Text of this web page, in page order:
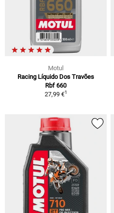
Motul
Racing Líquido Dos Travões
Rbf 660
27,99 €1